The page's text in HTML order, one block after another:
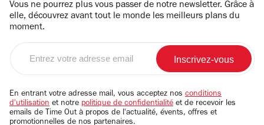
Vous ne pourrez plus vous passer de notre newsletter. Grâce à
elle, découvrez avant tout le monde les meilleurs plans du
moment.
email
En entrant votre adresse mail, vous acceptez nos conditions
d'utilisation et notre politique de confidentialité et de recevoir les
emails de Time Out à propos de l'actualité, évents, offres et
promotionnelles de nos partenaires.